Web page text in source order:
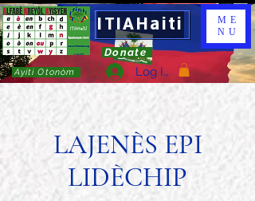
ITIAHaiti
Donate
Ayiti Otonòm Log In
ME
NU
LAJENÈS EPI
LIDÈCHIP